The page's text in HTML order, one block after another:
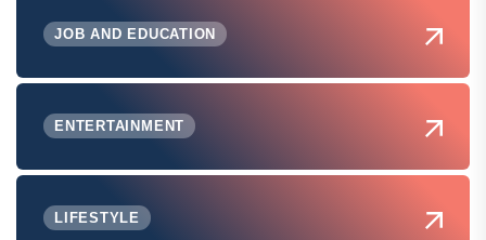
JOB AND EDUCATION
ENTERTAINMENT
LIFESTYLE